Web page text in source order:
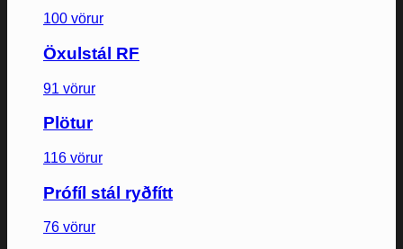
100 vörur
Öxulstál RF
91 vörur
Plötur
116 vörur
Prófíl stál ryðfítt
76 vörur